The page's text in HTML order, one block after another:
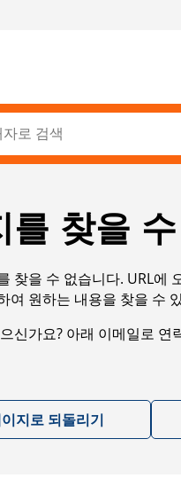
를 찾을
찾을 수 없습니다. URL에
여 원하는 내용을 찾을 수
신가요? 아래 이메일로
지로 되돌리기